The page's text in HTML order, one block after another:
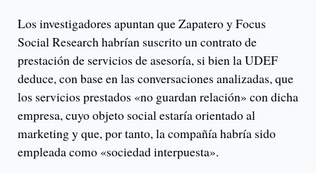
Los investigadores apuntan que Zapatero y Focus
Social Research habrían suscrito un contrato de
prestación de servicios de asesoría, si bien la UDEF
deduce, con base en las conversaciones analizadas, que
los servicios prestados «no guardan relación» con dicha
empresa, cuyo objeto social estaría orientado al
marketing y que, por tanto, la compañía habría sido
empleada como «sociedad interpuesta».